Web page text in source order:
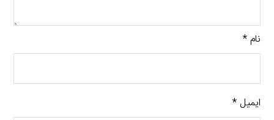
نام*
ایمیل*